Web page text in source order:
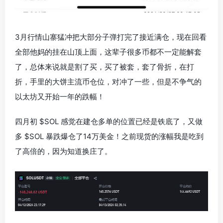
3月行情山寨猛冲把大部分子弹打完了接近满仓，现在回看
全部他妈的挂在山顶上面，这辈子很多币都不一定能解套
了，总体来说就是割了买，买了被套，套了骨折，在打
折，手里的大饼主流币仓位，对冲了一些，但是不争气的
以太坊又开始一年的跌幅！
四月初 $SOL 感觉在建仓多单的位置已经是铁底了，又做
多 $SOL 暴跌爆仓了14万美金！之前现货的涨幅我是吃到
了高倍的，因为知道换庄了。